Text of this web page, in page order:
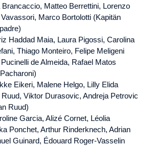
Brancaccio, Matteo Berrettini, Lorenzo
Marco Bortolotti (Kapitän
Haddad Maia, Laura Pigossi, Carolina
Thiago Monteiro, Felipe Meligeni
de Almeida, Rafael Matos
Eikeri, Malene Helgo, Lilly Elida
Viktor Durasovic, Andreja Petrovic
Ruud)
Garcia, Alizé Cornet, Léolia
Ponchet, Arthur Rinderknech, Adrian
Guinard, Édouard Roger-Vasselin